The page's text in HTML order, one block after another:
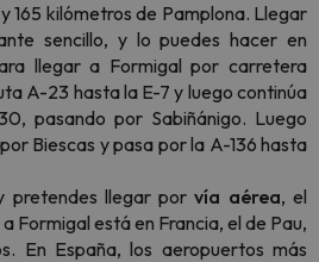
165 kilómetros de Pamplona. Llegar
sencillo, y lo puedes hacer en
llegar a Formigal por carretera
A-23 hasta la E-7 y luego continúa
pasando por Sabiñánigo. Luego
Biescas y pasa por la A-136 hasta
pretendes llegar porvía aérea, el
Formigal está en Francia, el de Pau,
En España, los aeropuertos más